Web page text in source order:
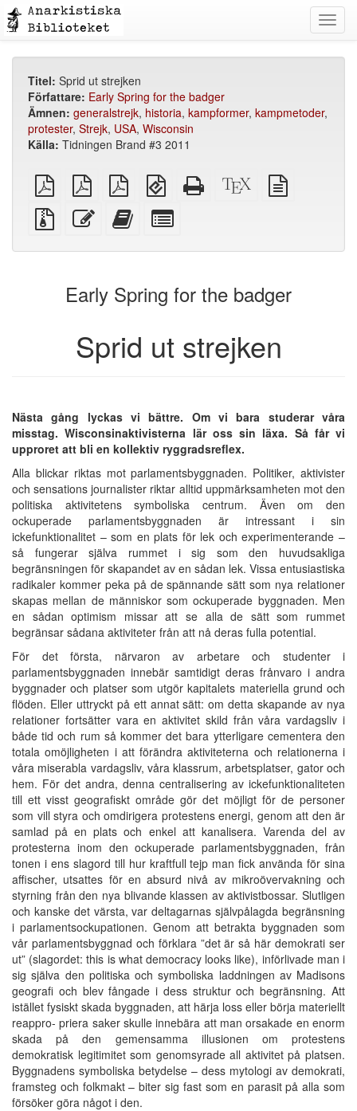
Titel: Sprid ut strejken
Författare: Early Spring for the badger
Ämnen: generalstrejk, historia, kampformer, kampmetoder,
protester, Strejk, USA, Wisconsin
Källa: Tidningen Brand #3 2011
plain
PDF
A4
imposed
PDF
Letter
imposed
PDF
EPUB
(för
mobila
enheter)
Fristående
HTML
XeLaTeX
källa
Källfiler
med
Redigera
denna
Lägg
text
bokskaparen
for
bookbuilder
Early Spring for the badger
Sprid ut strejken
Nästa gång lyckas vi bättre. Om vi bara studerar våra
misstag. Wisconsinaktivisterna lär oss sin läxa. Så får vi
upproret att bli en kollektiv ryggradsreflex.
Alla blickar riktas mot parlamentsbyggnaden. Politiker, aktivister
och sensations journalister riktar alltid uppmärksamheten mot den
politiska aktivitetens symboliska centrum. Även om den
ockuperade parlamentsbyggnaden är intressant i sin
ickefunktionalitet – som en plats för lek och experimenterande –
så fungerar själva rummet i sig som den huvudsakliga
begränsningen för skapandet av en sådan lek. Vissa entusiastiska
radikaler kommer peka på de spännande sätt som nya relationer
skapas mellan de människor som ockuperade byggnaden. Men
en sådan optimism missar att se alla de sätt som rummet
begränsar sådana aktiviteter från att nå deras fulla potential.
För det första, närvaron av arbetare och studenter i
parlamentsbyggnaden innebär samtidigt deras frånvaro i andra
byggnader och platser som utgör kapitalets materiella grund och
flöden. Eller uttryckt på ett annat sätt: om detta skapande av nya
relationer fortsätter vara en aktivitet skild från våra vardagsliv i
både tid och rum så kommer det bara ytterligare cementera den
totala omöjligheten i att förändra aktiviteterna och relationerna i
våra miserabla vardagsliv, våra klassrum, arbetsplatser, gator och
hem. För det andra, denna centralisering av ickefunktionaliteten
till ett visst geografiskt område gör det möjligt för de personer
som vill styra och omdirigera protestens energi, genom att den är
samlad på en plats och enkel att kanalisera. Varenda del av
protesterna inom den ockuperade parlamentsbyggnaden, från
tonen i ens slagord till hur kraftfull tejp man fick använda för sina
affischer, utsattes för en absurd nivå av mikroövervakning och
styrning från den nya blivande klassen av aktivistbossar. Slutligen
och kanske det värsta, var deltagarnas självpålagda begränsning
i parlamentsockupationen. Genom att betrakta byggnaden som
vår parlamentsbyggnad och förklara ”det är så här demokrati ser
ut” (slagordet: this is what democracy looks like), införlivade man i
sig själva den politiska och symboliska laddningen av Madisons
geografi och blev fångade i dess struktur och begränsning. Att
istället fysiskt skada byggnaden, att härja loss eller börja materiellt
reappro- priera saker skulle innebära att man orsakade en enorm
skada på den gemensamma illusionen om protestens
demokratisk legitimitet som genomsyrade all aktivitet på platsen.
Byggnadens symboliska betydelse – dess mytologi av demokrati,
framsteg och folkmakt – biter sig fast som en parasit på alla som
försöker göra något i den.